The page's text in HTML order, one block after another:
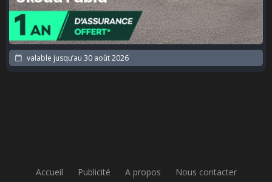
valable jusqu’au 30 août 2026
Accueil Publicité A propos Nous contacter